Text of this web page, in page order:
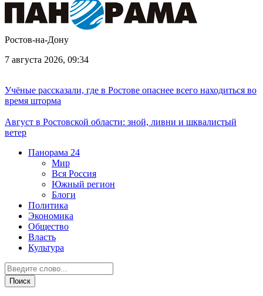
Ростов-на-Дону
7 августа 2026, 09:34
Учёные рассказали, где в Ростове опаснее всего находиться во
время шторма
Август в Ростовской области: зной, ливни и шквалистый
ветер
Панорама 24
Мир
Вся Россия
Южный регион
Блоги
Политика
Экономика
Общество
Власть
Культура